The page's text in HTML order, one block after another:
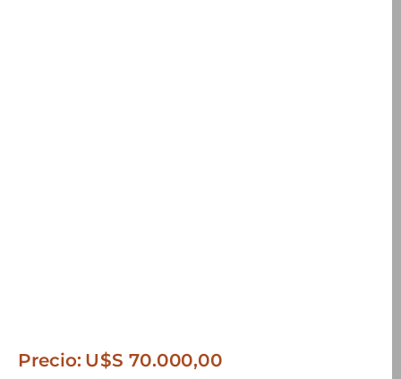
Precio: U$S 70.000,00